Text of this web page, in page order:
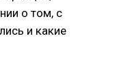
о том, с
и какие